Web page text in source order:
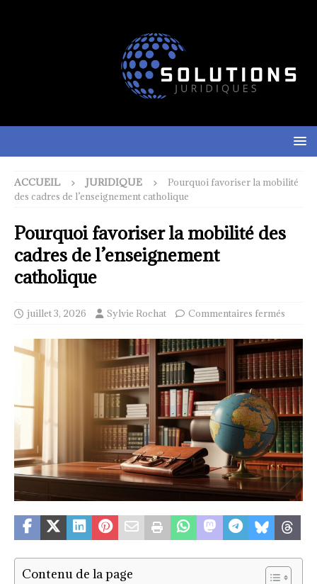
ACCUEIL JURIDIQUE
Pourquoi favoriser la mobilité
des cadres de l’enseignement catholique
Pourquoi favoriser la mobilité des
cadres de l’enseignement
catholique
juillet 3, 2026 Sylvie Rochat Commentaires fermés
Contenu de la page